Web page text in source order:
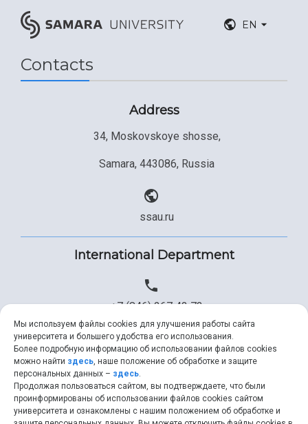
EN
Contacts
Address
34, Moskovskoye shosse,
Samara, 443086, Russia
ssau.ru
International Department
+7 (846) 267 43 73
+7 (846) 334 57 22
ssau@ssau.ru
Мы используем файлы cookies для улучшения работы сайта
университета и большего удобства его использования.
Более подробную информацию об использовании файлов cookies
можно найти здесь, наше положение об обработке и защите
персональных данных – здесь.
Продолжая пользоваться сайтом, вы подтверждаете, что были
проинформированы об использовании файлов cookies сайтом
университета и ознакомлены с нашим положением об обработке и